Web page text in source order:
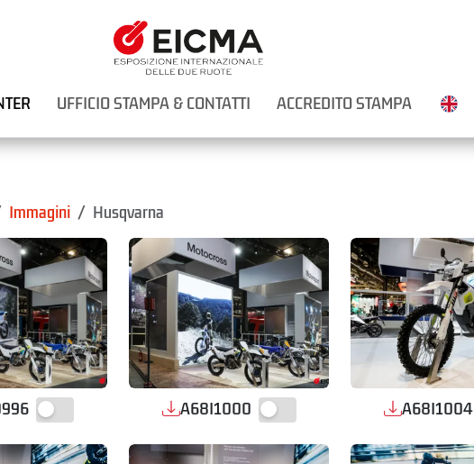
UFFICIO STAMPA & CONTATTI ACCREDITO STAMPA
Immagini Husqvarna
A68I1000 A68I1004